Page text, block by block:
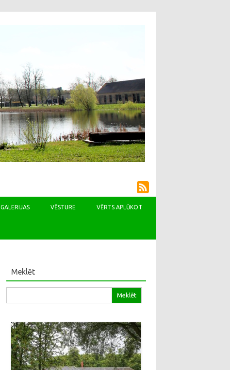
GALERIJAS VĒSTURE VĒRTS APLŪKOT
Meklēt